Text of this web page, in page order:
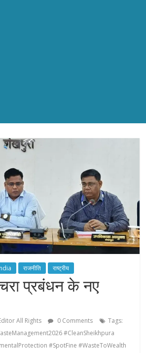
राजनीति राष्ट्रीय
प्रबंधन के नए
All Rights 0 Comments
Tags:
#CleanSheikhpura
#SpotFine #WasteToWealth